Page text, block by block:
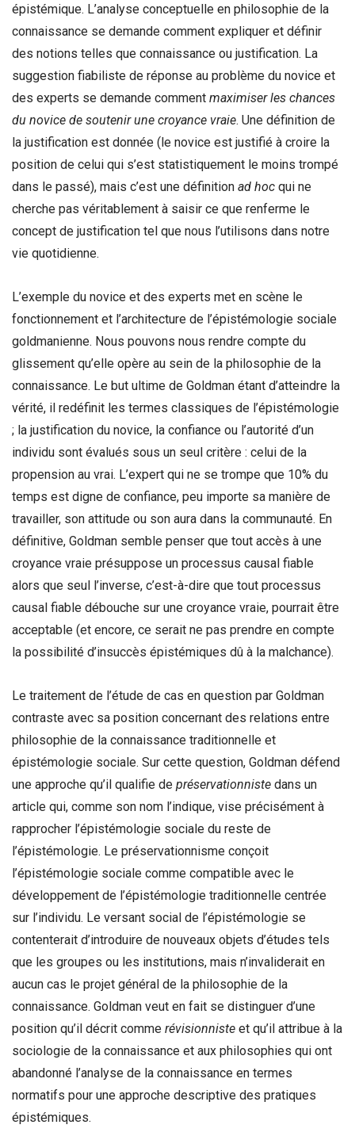
épistémique. L’analyse conceptuelle en philosophie de la
connaissance se demande comment expliquer et définir
des notions telles que connaissance ou justification. La
suggestion fiabiliste de réponse au problème du novice et
des experts se demande comment maximiser les chances
du novice de soutenir une croyance vraie. Une définition de
la justification est donnée (le novice est justifié à croire la
position de celui qui s’est statistiquement le moins trompé
dans le passé), mais c’est une définition ad hoc qui ne
cherche pas véritablement à saisir ce que renferme le
concept de justification tel que nous l’utilisons dans notre
vie quotidienne.
L’exemple du novice et des experts met en scène le
fonctionnement et l’architecture de l’épistémologie sociale
goldmanienne. Nous pouvons nous rendre compte du
glissement qu’elle opère au sein de la philosophie de la
connaissance. Le but ultime de Goldman étant d’atteindre la
vérité, il redéfinit les termes classiques de l’épistémologie
; la justification du novice, la confiance ou l’autorité d’un
individu sont évalués sous un seul critère : celui de la
propension au vrai. L’expert qui ne se trompe que 10% du
temps est digne de confiance, peu importe sa manière de
travailler, son attitude ou son aura dans la communauté. En
définitive, Goldman semble penser que tout accès à une
croyance vraie présuppose un processus causal fiable
alors que seul l’inverse, c’est-à-dire que tout processus
causal fiable débouche sur une croyance vraie, pourrait être
acceptable (et encore, ce serait ne pas prendre en compte
la possibilité d’insuccès épistémiques dû à la malchance).
Le traitement de l’étude de cas en question par Goldman
contraste avec sa position concernant des relations entre
philosophie de la connaissance traditionnelle et
épistémologie sociale. Sur cette question, Goldman défend
une approche qu’il qualifie de préservationniste dans un
article qui, comme son nom l’indique, vise précisément à
rapprocher l’épistémologie sociale du reste de
l’épistémologie. Le préservationnisme conçoit
l’épistémologie sociale comme compatible avec le
développement de l’épistémologie traditionnelle centrée
sur l’individu. Le versant social de l’épistémologie se
contenterait d’introduire de nouveaux objets d’études tels
que les groupes ou les institutions, mais n’invaliderait en
aucun cas le projet général de la philosophie de la
connaissance. Goldman veut en fait se distinguer d’une
position qu’il décrit comme révisionniste et qu’il attribue à la
sociologie de la connaissance et aux philosophies qui ont
abandonné l’analyse de la connaissance en termes
normatifs pour une approche descriptive des pratiques
épistémiques.